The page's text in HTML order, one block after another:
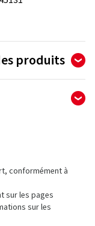
produits
(pas pour
conformément à
sur les pages
sur les